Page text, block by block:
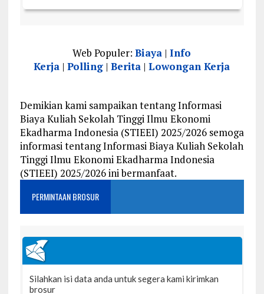
Web Populer:Biaya |Info
Kerja |Polling |Berita |Lowongan Kerja
Demikian kami sampaikan tentang Informasi
Biaya Kuliah Sekolah Tinggi Ilmu Ekonomi
Ekadharma Indonesia (STIEEI) 2025/2026 semoga
informasi tentang Informasi Biaya Kuliah Sekolah
Tinggi Ilmu Ekonomi Ekadharma Indonesia
(STIEEI) 2025/2026 ini bermanfaat.
PERMINTAAN BROSUR